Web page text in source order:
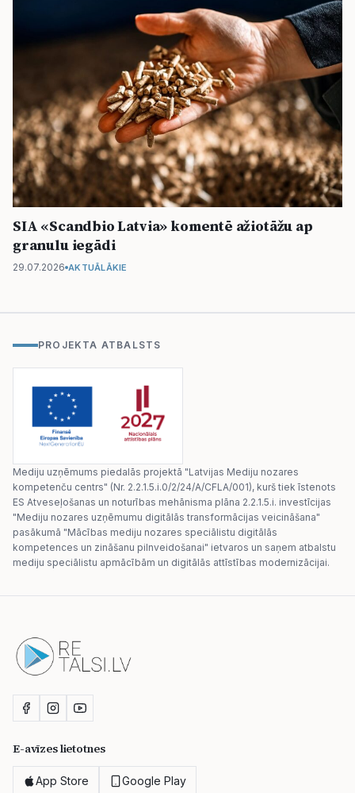
SIA «Scandbio Latvia» komentē ažiotāžu ap
granulu iegādi
29.07.2026 AKTUĀLĀKIE
PROJEKTA ATBALSTS
Mediju uzņēmums piedalās projektā "Latvijas Mediju nozares
kompetenču centrs" (Nr. 2.2.1.5.i.0/2/24/A/CFLA/001), kurš tiek īstenots
ES Atveseļošanas un noturības mehānisma plāna 2.2.1.5.i. investīcijas
"Mediju nozares uzņēmumu digitālās transformācijas veicināšana"
pasākumā "Mācības mediju nozares speciālistu digitālās
kompetences un zināšanu pilnveidošanai" ietvaros un saņem atbalstu
mediju speciālistu apmācībām un digitālās attīstības modernizācijai.
E-avīzes lietotnes
App Store Google Play